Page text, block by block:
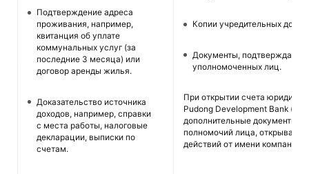
Подтверждение адреса
проживания, например,
квитанция об уплате
коммунальных услуг (за
последние 3 месяца) или
договор аренды жилья.
Доказательство источника
доходов, например, справки
с места работы, налоговые
декларации, выписки по
счетам.
Копии учредительных
Документы,
уполномоченных лиц.
При открытии счета
Pudong Development Bank
дополнительные документы
полномочий лица,
действий от имени компании.